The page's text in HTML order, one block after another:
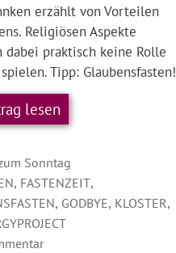
erzählt von Vorteilen
Religiösen Aspekte
dabei praktisch keine Rolle
Tipp: Glaubensfasten!
lesen
Sonntag
, FASTENZEIT,
, GODBYE, KLOSTER,